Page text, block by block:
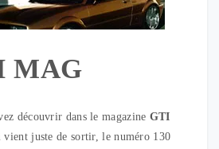
MAG
découvrir dans le magazine GTI
juste de sortir, le numéro 130